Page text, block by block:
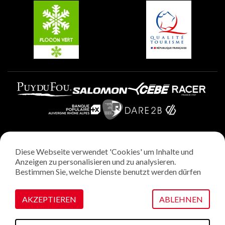
Plagne Villages
Plagne Aime 2000
Rechtliche Hinweise
Datenschutzrichtlinie
Verwaltung von Cookies
Diese Webseite verwendet 'Cookies' um Inhalte und
Anzeigen zu personalisieren und zu analysieren.
Bestimmen Sie, welche Dienste benutzt werden dürfen
AKZEPTIEREN ABLEHNEN